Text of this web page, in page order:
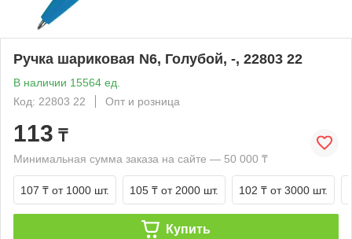
Ручка шариковая N6, Голубой, -, 22803 22
В наличии 15564 ед.
Код: 22803 22
Опт и розница
113 ₸
Минимальная сумма заказа на сайте — 50 000 ₸
107 ₸ от 1000 шт. 105 ₸ от 2000 шт. 102 ₸ от 3000 шт.
Купить